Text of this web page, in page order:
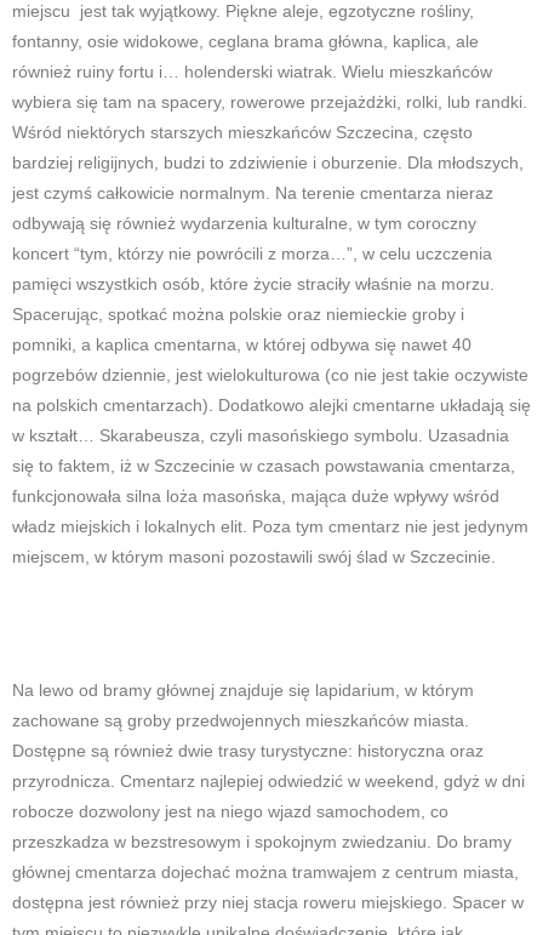
miejscu jest tak wyjątkowy. Piękne aleje, egzotyczne rośliny,
fontanny, osie widokowe, ceglana brama główna, kaplica, ale
również ruiny fortu i… holenderski wiatrak. Wielu mieszkańców
wybiera się tam na spacery, rowerowe przejażdżki, rolki, lub randki.
Wśród niektórych starszych mieszkańców Szczecina, często
bardziej religijnych, budzi to zdziwienie i oburzenie. Dla młodszych,
jest czymś całkowicie normalnym. Na terenie cmentarza nieraz
odbywają się również wydarzenia kulturalne, w tym coroczny
koncert “tym, którzy nie powrócili z morza…”, w celu uczczenia
pamięci wszystkich osób, które życie straciły właśnie na morzu.
Spacerując, spotkać można polskie oraz niemieckie groby i
pomniki, a kaplica cmentarna, w której odbywa się nawet 40
pogrzebów dziennie, jest wielokulturowa (co nie jest takie oczywiste
na polskich cmentarzach). Dodatkowo alejki cmentarne układają się
w kształt… Skarabeusza, czyli masońskiego symbolu. Uzasadnia
się to faktem, iż w Szczecinie w czasach powstawania cmentarza,
funkcjonowała silna loża masońska, mająca duże wpływy wśród
władz miejskich i lokalnych elit. Poza tym cmentarz nie jest jedynym
miejscem, w którym masoni pozostawili swój ślad w Szczecinie.
Na lewo od bramy głównej znajduje się lapidarium, w którym
zachowane są groby przedwojennych mieszkańców miasta.
Dostępne są również dwie trasy turystyczne: historyczna oraz
przyrodnicza. Cmentarz najlepiej odwiedzić w weekend, gdyż w dni
robocze dozwolony jest na niego wjazd samochodem, co
przeszkadza w bezstresowym i spokojnym zwiedzaniu. Do bramy
głównej cmentarza dojechać można tramwajem z centrum miasta,
dostępna jest również przy niej stacja roweru miejskiego. Spacer w